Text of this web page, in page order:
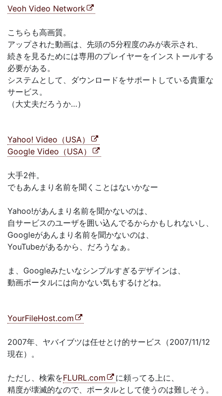
Veoh Video Network
こちらも高画質。
アップされた動画は、先頭の5分程度のみが表示され、
続きを見るためには専用のプレイヤーをインストールする
必要がある。
システムとして、ダウンロードをサポートしている貴重な
サービス。
（大丈夫だろうか…）
Yahoo! Video（USA）
Google Video（USA）
大手2件。
でもあんまり名前を聞くことはないかなー
Yahoo!があんまり名前を聞かないのは、
自サービスのユーザを囲い込んでるからかもしれないし、
Googleがあんまり名前を聞かないのは、
YouTubeがあるから、だろうなぁ。
ま、Googleみたいなシンプルすぎるデザインは、
動画ポータルには向かない気もするけどね。
YourFileHost.com
2007年、ヤバイブツは任せとけ的サービス（2007/11/12
現在）。
ただし、検索をFLURL.com
に頼ってる上に、
精度が壊滅的なので、ポータルとして使うのは難しそう。